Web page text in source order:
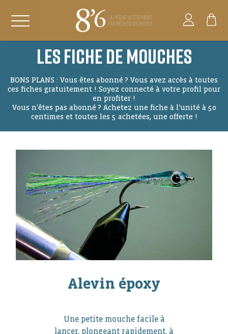
Les Fiche de Mouches
BONS PLANS : Vous êtes abonné ? Vous avez accès à toutes
ces fiches gratuitement ! Soyez connecté à votre profil pour
en profiter !
Vous n'êtes pas abonné ? Achetez une fiche à l'unité à 50
centimes et toutes les 5 achetées, une offerte !
Alevin époxy
Une petite mouche facile à
lancer, plongeant rapidement, à